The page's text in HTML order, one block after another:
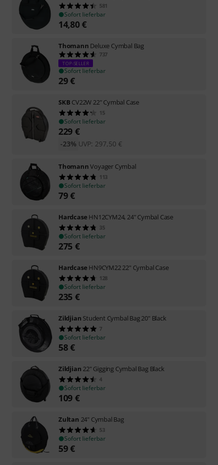
581
Sofort lieferbar
14,80€
Thomann Deluxe Cymbal Bag
737
TOP-SELLER
Sofort lieferbar
29€
SKB CV22W 22" Cymbal Case
15
Sofort lieferbar
229 €
UVP: 297,50 €
-23%
ThomannVoyager Cymbal
113
Sofort lieferbar
79€
Hardcase HN12CYM24, 24" Cymbal Case
35
Sofort lieferbar
275 €
Hardcase HN9CYM22 22" Cymbal Case
128
Sofort lieferbar
235 €
Zildjian Student Cymbal Bag 20" Black
7
Sofort lieferbar
58€
Zildjian 22" Gigging Cymbal Bag Black
4
Sofort lieferbar
109 €
Zultan 24" Cymbal Bag
53
Sofort lieferbar
59€